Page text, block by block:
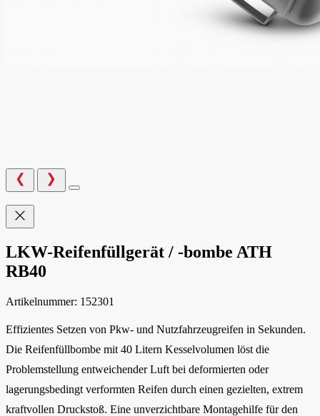
LKW-Reifenfüllgerät / -bombe ATH
RB40
Artikelnummer: 152301
Effizientes Setzen von Pkw- und Nutzfahrzeugreifen in Sekunden.
Die Reifenfüllbombe mit 40 Litern Kesselvolumen löst die
Problemstellung entweichender Luft bei deformierten oder
lagerungsbedingt verformten Reifen durch einen gezielten, extrem
kraftvollen Druckstoß. Eine unverzichtbare Montagehilfe für den